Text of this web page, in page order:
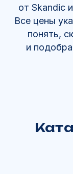
от Skandic
Все цены
понять,
и
Снегоходы